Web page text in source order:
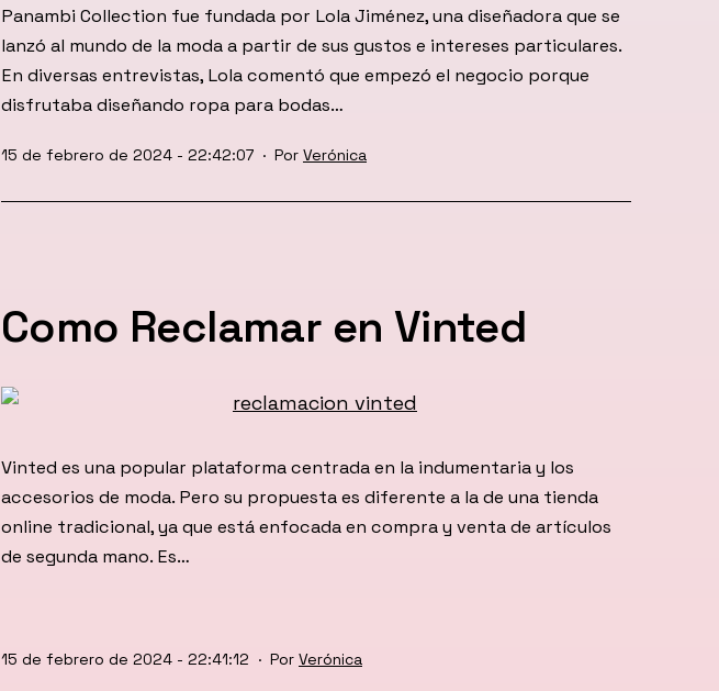
Panambi Collection fue fundada por Lola Jiménez, una diseñadora que se
lanzó al mundo de la moda a partir de sus gustos e intereses particulares.
En diversas entrevistas, Lola comentó que empezó el negocio porque
disfrutaba diseñando ropa para bodas…
Publicada
15 de febrero de 2024 - 22:42:07 Por Verónica
Como Reclamar en Vinted
Vinted es una popular plataforma centrada en la indumentaria y los
accesorios de moda. Pero su propuesta es diferente a la de una tienda
online tradicional, ya que está enfocada en compra y venta de artículos
de segunda mano. Es…
Publicada
15 de febrero de 2024 - 22:41:12 Por Verónica